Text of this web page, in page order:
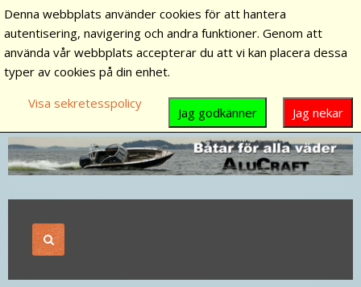
Denna webbplats använder cookies för att hantera
autentisering, navigering och andra funktioner. Genom att
använda vår webbplats accepterar du att vi kan placera dessa
typer av cookies på din enhet.
Visa sekretesspolicy
Jag nekar
Jag godkänner